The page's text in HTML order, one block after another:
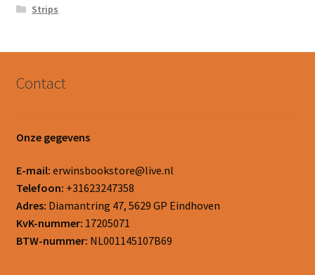
Strips
Contact
Onze gegevens
E-mail: erwinsbookstore@live.nl
Telefoon: +31623247358
Adres: Diamantring 47, 5629 GP Eindhoven
KvK-nummer: 17205071
BTW-nummer: NL001145107B69